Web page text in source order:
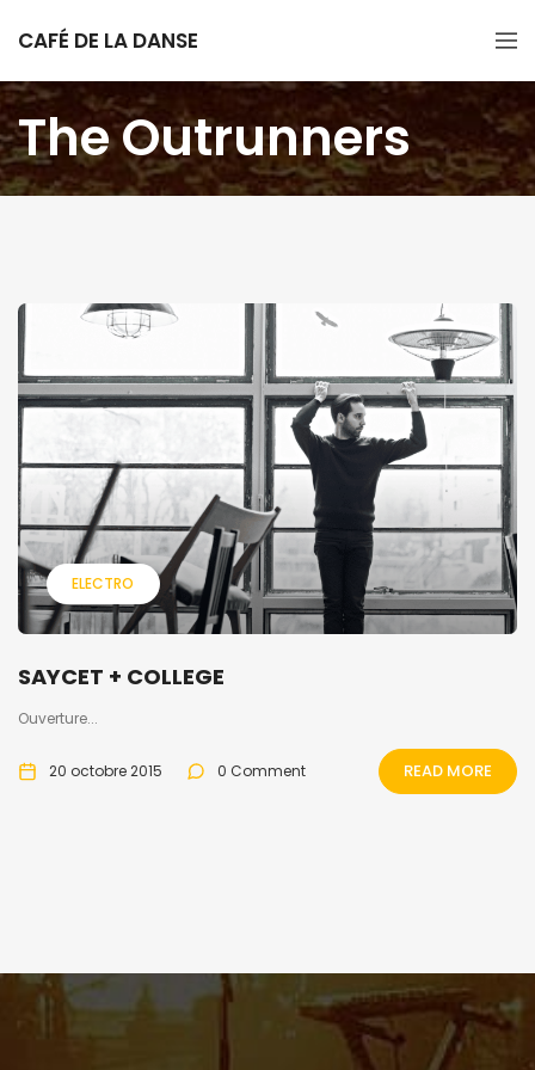
CAFÉ DE LA DANSE
The Outrunners
ELECTRO
SAYCET + COLLEGE
Ouverture...
20 octobre 2015 0 Comment READ MORE